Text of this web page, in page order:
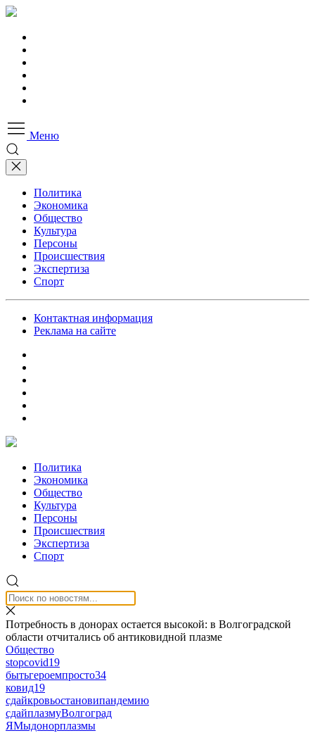
Меню
Политика
Экономика
Общество
Культура
Персоны
Происшествия
Экспертиза
Спорт
Контактная информация
Реклама на сайте
Политика
Экономика
Общество
Культура
Персоны
Происшествия
Экспертиза
Спорт
Потребность в донорах остается высокой: в Волгоградской
области отчитались об антиковидной плазме
Общество
stopcovid19
бытьгероемпросто34
ковид19
сдайкровьостановипандемию
сдайплазмуВолгоград
ЯМыдонорплазмы